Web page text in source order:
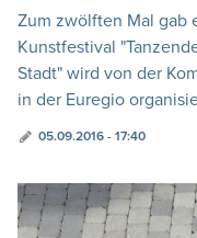
Zum zwölften Mal gab
Kunstfestival
Stadt" wird von der
in der Euregio
05.09.2016 - 17:40